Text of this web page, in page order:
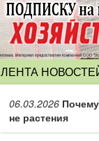
ЛЕНТА
06.03.2026
не растения